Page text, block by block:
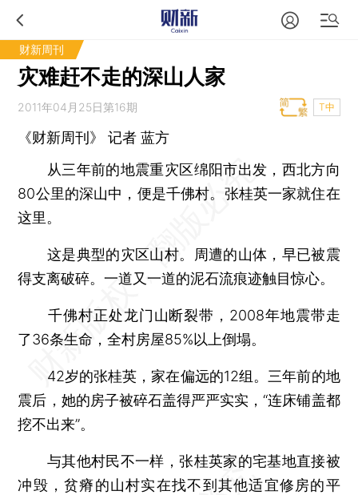
财新周刊
灾难赶不走的深山人家
2011年04月25日第16期 T中
《财新周刊》 记者蓝方
从三年前的地震重灾区绵阳市出发，西北方向
80公里的深山中，便是千佛村。张桂英一家就住在
这里。
这是典型的灾区山村。周遭的山体，早已被震
得支离破碎。一道又一道的泥石流痕迹触目惊心。
千佛村正处龙门山断裂带，2008年地震带走
了36条生命，全村房屋85%以上倒塌。
42岁的张桂英，家在偏远的12组。三年前的地
震后，她的房子被碎石盖得严严实实，“连床铺盖都
挖不出来”。
与其他村民不一样，张桂英家的宅基地直接被
冲毁，贫瘠的山村实在找不到其他适宜修房的平